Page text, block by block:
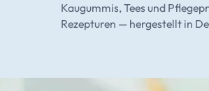
Kaugummis, Tees und
Rezepturen — hergestellt in